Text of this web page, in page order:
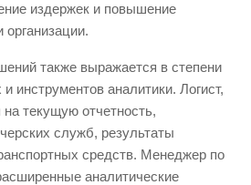
издержек и повышение
организации.
также выражается в степени
инструментов аналитики. Логист,
на текущую отчетность,
служб, результаты
средств. Менеджер по
аналитические